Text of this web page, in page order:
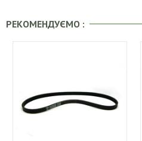
РЕКОМЕНДУЄМО :